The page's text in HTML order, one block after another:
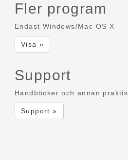
Fler program
Endast Windows/Mac OS X
Visa »
Support
Handböcker och annan
Support »